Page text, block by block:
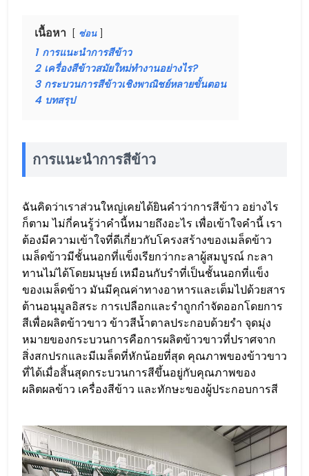
เนื้อหา ซ่อน
1 การแนะนำการสีข้าว
2 เครื่องสีข้าวสมัยใหม่ทำงานอย่างไร?
3 กระบวนการสีข้าวเชิงพาณิชย์หลายขั้นตอน
4 บทสรุป
การแนะนำการสีข้าว
ฉันคิดว่าเราส่วนใหญ่เคยได้ยินคำว่าการสีข้าว อย่างไร
ก็ตาม ไม่กี่คนรู้ว่าคำนี้หมายถึงอะไร เพื่อเข้าใจคำนี้ เรา
ต้องมีความเข้าใจที่ดีเกี่ยวกับโครงสร้างของเมล็ดข้าว
เมล็ดข้าวมีชั้นนอกที่แข็งเรียกว่ากะลาผู้สมบูรณ์ กะลา
ทานไม่ได้โดยมนุษย์ เหมือนกับรำที่เป็นชั้นนอกที่แข็ง
ของเมล็ดข้าว มันมีคุณค่าทางอาหารและเต็มไปด้วยสาร
ต้านอนุมูลอิสระ การเปลือกและรำถูกกำจัดออกโดยการ
สีเพื่อผลิตข้าวขาว ข้าวสีน้ำตาลประกอบด้วยรำ จุดมุ่ง
หมายของกระบวนการคือการผลิตข้าวขาวที่ปราศจาก
สิ่งสกปรกและมีเมล็ดที่หักน้อยที่สุด คุณภาพของข้าวขาว
ที่ได้เมื่อสิ้นสุดกระบวนการสีขึ้นอยู่กับคุณภาพของ
ผลิตผลข้าว เครื่องสีข้าว และทักษะของผู้ประกอบการสี